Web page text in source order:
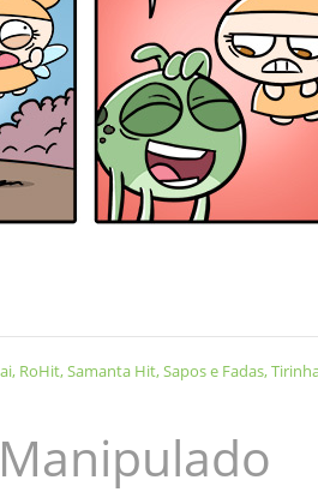
, RoHit,Samanta Hit,Sapos e Fadas,